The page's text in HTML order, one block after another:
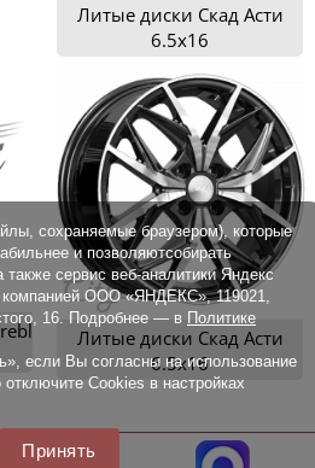
Литые диски Скад Асти
6.5x16
Литые диски Скад Асти
6.5x16
сохраняемые браузером), которые
и позволяютсобирать
сервис веб-аналитики Яндекс
компанией ООО «ЯНДЕКС», 119021,
16. Подробнее — в Политике
если Вы согласны на использование
Cookies в настройках
Принять